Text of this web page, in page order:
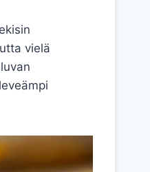
vielä